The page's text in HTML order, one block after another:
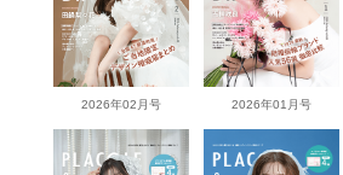
2026年02月号 2026年01月号